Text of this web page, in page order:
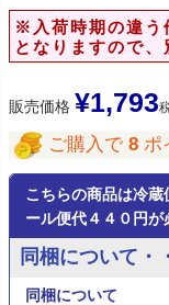
※入荷時期の違う
となりますので、
販売価格 ¥1,793
ご購入で 8 ポ
こちらの商品は冷
ール便代４４０円が
同梱について・
同梱について